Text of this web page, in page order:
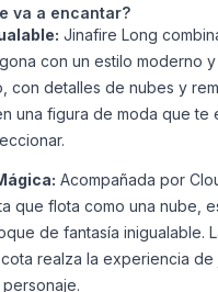
va a encantar?
Jinafire Long
con un estilo moderno
con detalles de nubes y
una figura de moda que te
Acompañada por
que flota como una nube,
de fantasía inigualable.
realza la experiencia de